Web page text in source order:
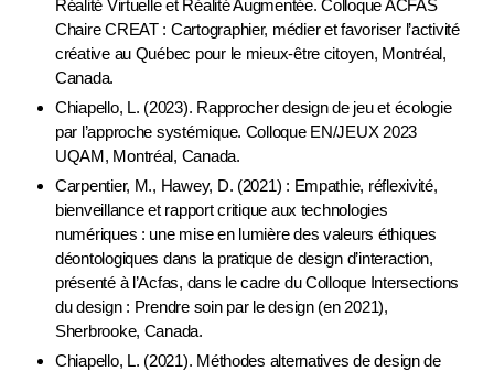
Réalité Virtuelle et Réalité Augmentée. Colloque ACFAS
Chaire CREAT : Cartographier, médier et favoriser l’activité
créative au Québec pour le mieux-être citoyen, Montréal,
Canada.
Chiapello, L. (2023). Rapprocher design de jeu et écologie
par l’approche systémique. Colloque EN/JEUX 2023
UQAM, Montréal, Canada.
Carpentier, M., Hawey, D. (2021) : Empathie, réflexivité,
bienveillance et rapport critique aux technologies
numériques : une mise en lumière des valeurs éthiques
déontologiques dans la pratique de design d’interaction,
présenté à l’Acfas, dans le cadre du Colloque Intersections
du design : Prendre soin par le design (en 2021),
Sherbrooke, Canada.
Chiapello, L. (2021). Méthodes alternatives de design de